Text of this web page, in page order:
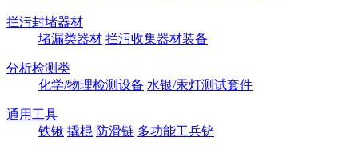
拦污封堵器材
堵漏类器材 拦污收集器材装备
分析检测类
化学/物理检测设备 水银/汞灯测试套件
通用工具
铁锹 撬棍 防滑链 多功能工兵铲